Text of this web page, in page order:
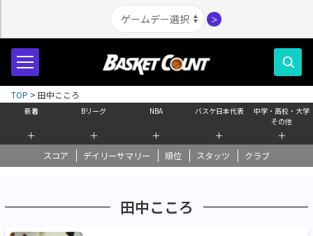
＞
新着
＋
Bリーグ
＋
NBA
＋
バスケ日本代表
＋
中学・高校・大学
その他
＋
スコア デイリーサマリー 順位 スタッツ クラブ
TOP > 田中こころ
田中こころ